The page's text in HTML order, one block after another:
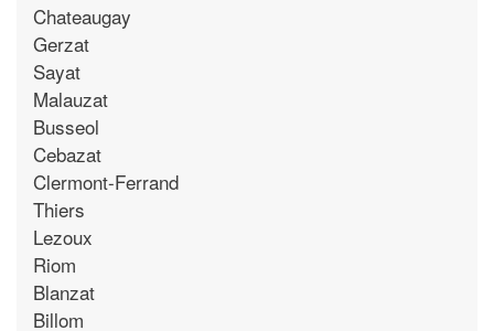
Chateaugay
Gerzat
Sayat
Malauzat
Busseol
Cebazat
Clermont-Ferrand
Thiers
Lezoux
Riom
Blanzat
Billom